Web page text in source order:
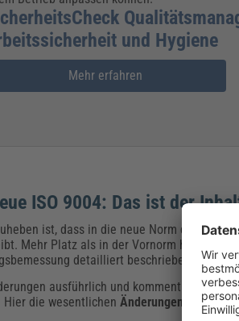
und Hygiene
Mehr erfahren
ISO 9004: Das ist der
ist, dass in die neue Norm das
Mehr Platz als in der Vornorm hat
detailliert beschrieben.
ausführlich und kommentiert
Hier die wesentlichenÄnderungen in Kürze: